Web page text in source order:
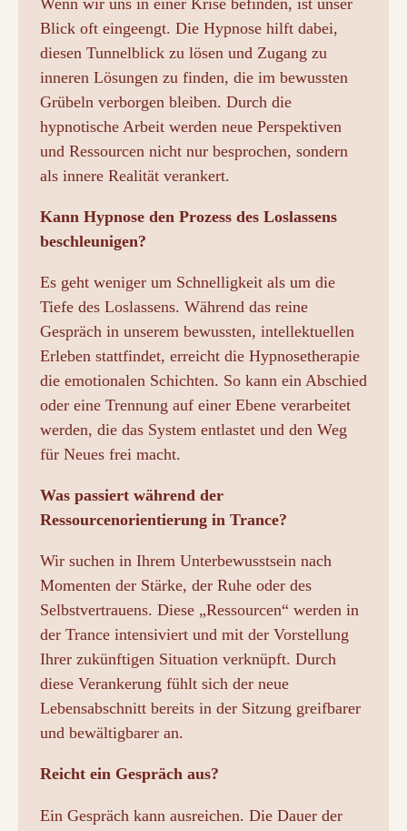
Blick oft eingeengt. Die Hypnose hilft dabei,
diesen Tunnelblick zu lösen und Zugang zu
inneren Lösungen zu finden, die im bewussten
Grübeln verborgen bleiben. Durch die
hypnotische Arbeit werden neue Perspektiven
und Ressourcen nicht nur besprochen, sondern
als innere Realität verankert.
Kann Hypnose den Prozess des Loslassens
beschleunigen?
Es geht weniger um Schnelligkeit als um die
Tiefe des Loslassens. Während das reine
Gespräch in unserem bewussten, intellektuellen
Erleben stattfindet, erreicht die Hypnosetherapie
die emotionalen Schichten. So kann ein Abschied
oder eine Trennung auf einer Ebene verarbeitet
werden, die das System entlastet und den Weg
für Neues frei macht.
Was passiert während der
Ressourcenorientierung in Trance?
Wir suchen in Ihrem Unterbewusstsein nach
Momenten der Stärke, der Ruhe oder des
Selbstvertrauens. Diese „Ressourcen“ werden in
der Trance intensiviert und mit der Vorstellung
Ihrer zukünftigen Situation verknüpft. Durch
diese Verankerung fühlt sich der neue
Lebensabschnitt bereits in der Sitzung greifbarer
und bewältigbarer an.
Reicht ein Gespräch aus?
Ein Gespräch kann ausreichen. Die Dauer der